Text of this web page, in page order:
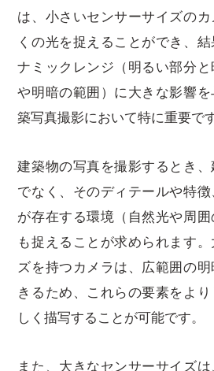
は、小さいセンサーサイズの
くの光を捉えることができ、
ナミックレンジ（明るい部分
や明暗の範囲）に大きな影響
築写真撮影において特に重要です
建築物の写真を撮影するとき
でなく、そのディテールや特
が存在する環境（自然光や周
も捉えることが求められます
ズを持つカメラは、広範囲の
きるため、これらの要素をよ
しく描写することが可能です。
また、大きなセンサーサイズ